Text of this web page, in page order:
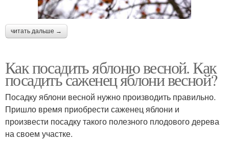
читать дальше →
Как посадить яблоню весной. Как
посадить саженец яблони весной?
Посадку яблони весной нужно производить правильно.
Пришло время приобрести саженец яблони и
произвести посадку такого полезного плодового дерева
на своем участке.